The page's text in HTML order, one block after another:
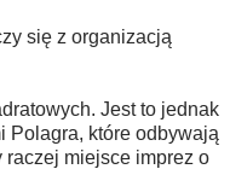
się z organizacją
Jest to jednak
Polagra, które odbywają
miejsce imprez o